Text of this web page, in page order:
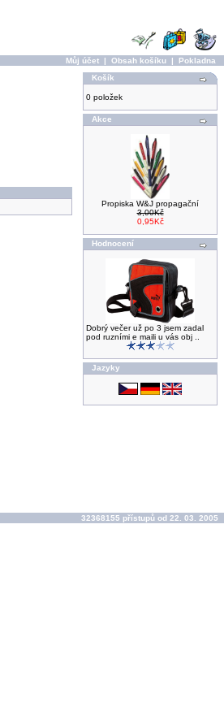
Můj účet | Obsah košíku | Pokladna
Košík
0 položek
Akce
Propiska W&J propagační
3,00Kč
0,95Kč
Hodnocení
Dobrý večer už po 3 jsem zadal
pod ruzními e maili u vás obj ..
Jazyky
32368155 přístupů od 22. 03. 2005